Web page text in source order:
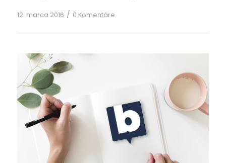
nazvanej „Štandardné klamstvo pre štandardne
hlúpeho voliča“ pomaly vstúpi aj Procházka.
odovzdať sa do rúk […]
12. marca 2016 / 0 Komentáre